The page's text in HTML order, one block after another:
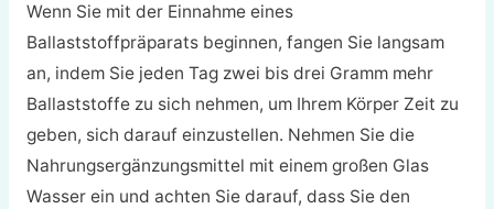
Wenn Sie mit der Einnahme eines
Ballaststoffpräparats beginnen, fangen Sie langsam
an, indem Sie jeden Tag zwei bis drei Gramm mehr
Ballaststoffe zu sich nehmen, um Ihrem Körper Zeit zu
geben, sich darauf einzustellen. Nehmen Sie die
Nahrungsergänzungsmittel mit einem großen Glas
Wasser ein und achten Sie darauf, dass Sie den